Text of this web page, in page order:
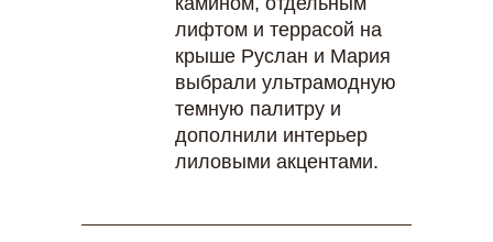
лифтом и террасой на
крыше Руслан и Мария
выбрали ультрамодную
темную палитру и
дополнили интерьер
лиловыми акцентами.